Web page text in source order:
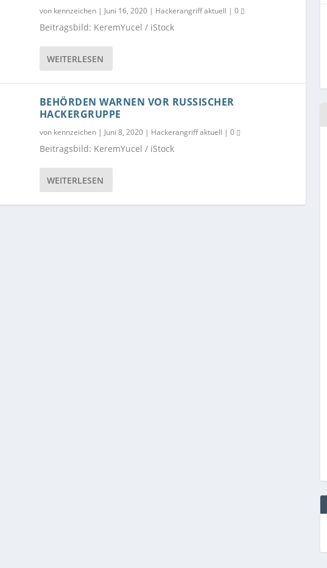
von kennzeichen| Juni 16, 2020| Hackerangriff aktuell | 0
Beitragsbild: KeremYucel / iStock
WEITERLESEN
BEHÖRDEN WARNEN VOR RUSSISCHER
HACKERGRUPPE
von kennzeichen| Juni 8, 2020| Hackerangriff aktuell | 0
Beitragsbild: KeremYucel / iStock
WEITERLESEN